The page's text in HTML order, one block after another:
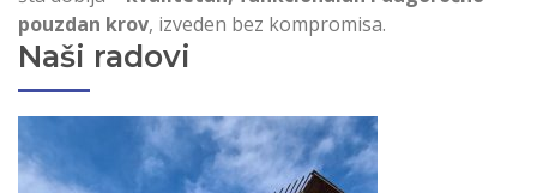
pouzdan krov, izveden bez kompromisa.
Naši radovi